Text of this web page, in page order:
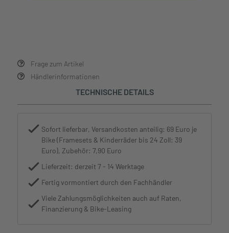
Frage zum Artikel
Händlerinformationen
TECHNISCHE DETAILS
Sofort lieferbar, Versandkosten anteilig: 69 Euro je
Bike (Framesets & Kinderräder bis 24 Zoll: 39
Euro), Zubehör: 7,90 Euro
Lieferzeit: derzeit 7 - 14 Werktage
Fertig vormontiert durch den Fachhändler
Viele Zahlungsmöglichkeiten auch auf Raten,
Finanzierung & Bike-Leasing